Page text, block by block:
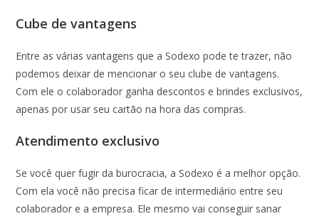
Cube de vantagens
Entre as várias vantagens que a Sodexo pode te trazer, não
podemos deixar de mencionar o seu clube de vantagens.
Com ele o colaborador ganha descontos e brindes exclusivos,
apenas por usar seu cartão na hora das compras.
Atendimento exclusivo
Se você quer fugir da burocracia, a Sodexo é a melhor opção.
Com ela você não precisa ficar de intermediário entre seu
colaborador e a empresa. Ele mesmo vai conseguir sanar